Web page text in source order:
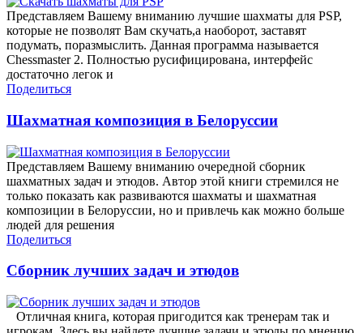
Представляем Вашему вниманию лучшие шахматы для PSP,
которые не позволят Вам скучать,а наоборот, заставят
подумать, поразмыслить. Данная программа называется
Chessmaster 2. Полностью русифицирована, интерфейс
достаточно легок и
Поделиться
Шахматная композиция в Белоруссии
Представляем Вашему вниманию очередной сборник
шахматных задач и этюдов. Автор этой книги стремился не
только показать как развиваются шахматы и шахматная
композиции в Белоруссии, но и привлечь как можно больше
людей для решения
Поделиться
Сборник лучших задач и этюдов
Отличная книга, которая пригодится как тренерам так и